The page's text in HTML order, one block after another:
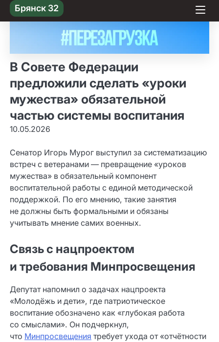
Skip
to content
Брянск 32
В Совете Федерации
предложили сделать «уроки
мужества» обязательной
частью системы воспитания
10.05.2026
Сенатор Игорь Мурог выступил за систематизацию
встреч с ветеранами — превращение «уроков
мужества» в обязательный компонент
воспитательной работы с единой методической
поддержкой. По его мнению, такие занятия
не должны быть формальными и обязаны
учитывать мнение самих военных.
Связь с нацпроектом
и требования Минпросвещения
Депутат напомнил о задачах нацпроекта
«Молодёжь и дети», где патриотическое
воспитание обозначено как «глубокая работа
со смыслами». Он подчеркнул,
что Минпросвещения требует ухода от «отчётности